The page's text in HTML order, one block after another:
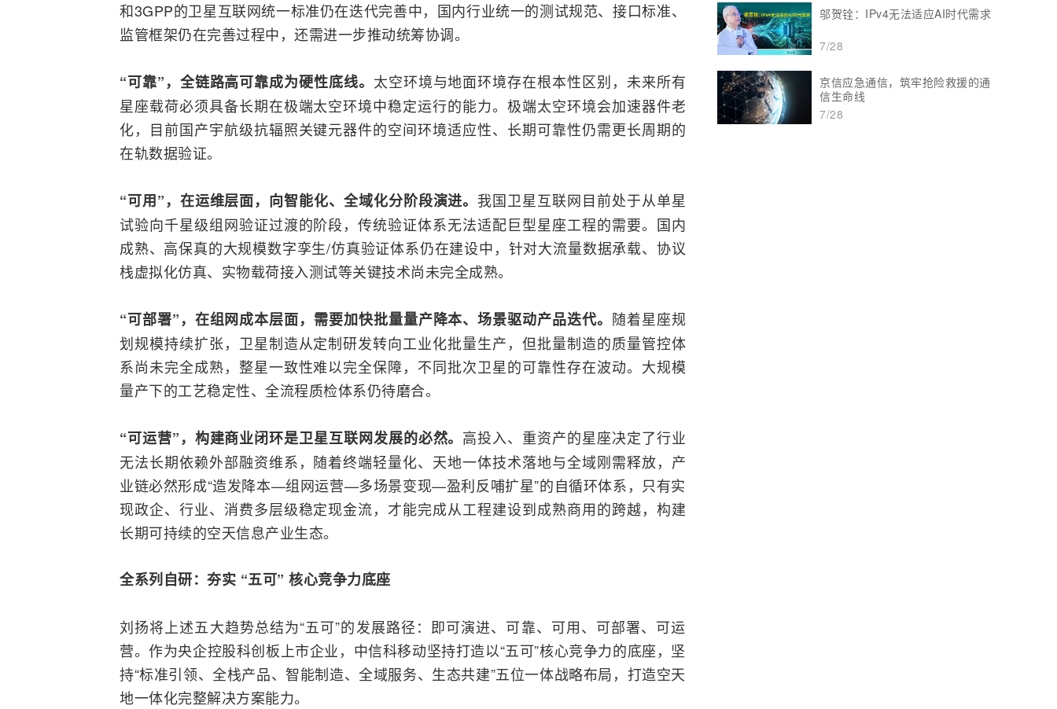
和3GPP的卫星互联网统一标准仍在迭代完善中，国内行业统一的测试规范、接口标准、
监管框架仍在完善过程中，还需进一步推动统筹协调。
“可靠”，全链路高可靠成为硬性底线。 太空环境与地面环境存在根本性区别，未来所有
星座载荷必须具备长期在极端太空环境中稳定运行的能力。极端太空环境会加速器件老
化，目前国产宇航级抗辐照关键元器件的空间环境适应性、长期可靠性仍需更长周期的
在轨数据验证。
“可用”，在运维层面，向智能化、全域化分阶段演进。 我国卫星互联网目前处于从单星
试验向千星级组网验证过渡的阶段，传统验证体系无法适配巨型星座工程的需要。国内
成熟、高保真的大规模数字孪生/仿真验证体系仍在建设中，针对大流量数据承载、协议
栈虚拟化仿真、实物载荷接入测试等关键技术尚未完全成熟。
“可部署”，在组网成本层面，需要加快批量量产降本、场景驱动产品迭代。 随着星座规
划规模持续扩张，卫星制造从定制研发转向工业化批量生产，但批量制造的质量管控体
系尚未完全成熟，整星一致性难以完全保障，不同批次卫星的可靠性存在波动。大规模
量产下的工艺稳定性、全流程质检体系仍待磨合。
“可运营”，构建商业闭环是卫星互联网发展的必然。 高投入、重资产的星座决定了行业
无法长期依赖外部融资维系，随着终端轻量化、天地一体技术落地与全域刚需释放，产
业链必然形成“造发降本—组网运营—多场景变现—盈利反哺扩星”的自循环体系，只有实
现政企、行业、消费多层级稳定现金流，才能完成从工程建设到成熟商用的跨越，构建
长期可持续的空天信息产业生态。
全系列自研：夯实 “五可” 核心竞争力底座
刘扬将上述五大趋势总结为“五可”的发展路径：即可演进、可靠、可用、可部署、可运
营。作为央企控股科创板上市企业，中信科移动坚持打造以“五可”核心竞争力的底座，坚
持“标准引领、全栈产品、智能制造、全域服务、生态共建”五位一体战略布局，打造空天
地一体化完整解决方案能力。
邬贺铨：IPv4无法适应AI时代需求
7/28
京信应急通信，筑牢抢险救援的通
信生命线
7/28